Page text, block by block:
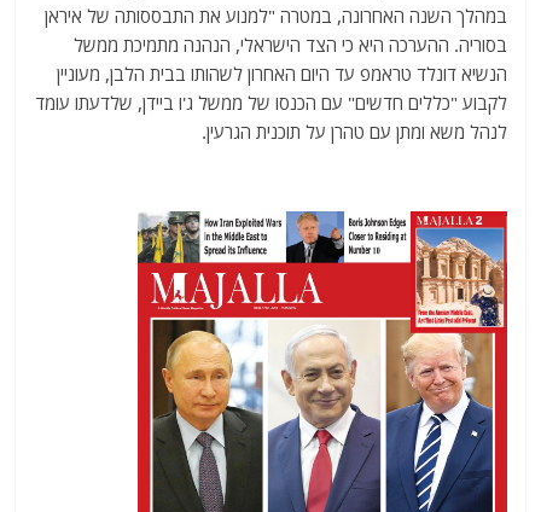
במהלך השנה האחרונה, במטרה "למנוע את התבססותה של איראן
בסוריה. ההערכה היא כי הצד הישראלי, הנהנה מתמיכת ממשל
הנשיא דונלד טראמפ עד היום האחרון לשהותו בבית הלבן, מעוניין
לקבוע "כללים חדשים" עם הכנסו של ממשל ג'ו ביידן, שלדעתו עומד
לנהל משא ומתן עם טהרן על תוכנית הגרעין.